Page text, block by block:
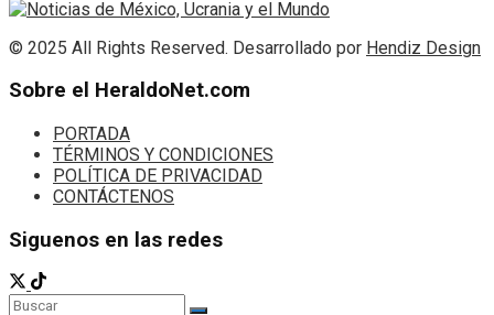
© 2025 All Rights Reserved. Desarrollado por Hendiz Design
Sobre el HeraldoNet.com
PORTADA
TÉRMINOS Y CONDICIONES
POLÍTICA DE PRIVACIDAD
CONTÁCTENOS
Siguenos en las redes